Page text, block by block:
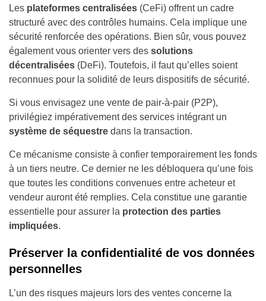
Les plateformes centralisées (CeFi) offrent un cadre
structuré avec des contrôles humains. Cela implique une
sécurité renforcée des opérations. Bien sûr, vous pouvez
également vous orienter vers des solutions
décentralisées (DeFi). Toutefois, il faut qu’elles soient
reconnues pour la solidité de leurs dispositifs de sécurité.
Si vous envisagez une vente de pair-à-pair (P2P),
privilégiez impérativement des services intégrant un
système de séquestre dans la transaction.
Ce mécanisme consiste à confier temporairement les fonds
à un tiers neutre. Ce dernier ne les débloquera qu’une fois
que toutes les conditions convenues entre acheteur et
vendeur auront été remplies. Cela constitue une garantie
essentielle pour assurer la protection des parties
impliquées.
Préserver la confidentialité de vos données
personnelles
L’un des risques majeurs lors des ventes concerne la